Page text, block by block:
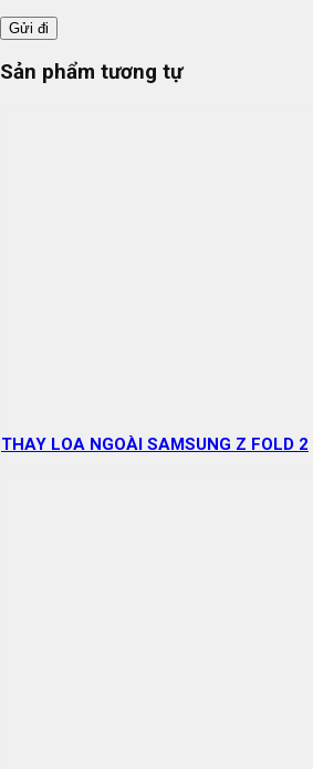
Sản phẩm tương tự
THAY LOA NGOÀI SAMSUNG Z FOLD 2